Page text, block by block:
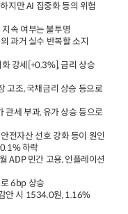
지만 AI 집중화 등의 위험
속 여부는 불투명
과거 실수 반복할 소지
강세[+0.3%], 금리 상승
고조, 국채금리 상승 등으로
세 부과, 유가 상승 등으로
전자산 선호 강화 등이 원인
하락
ADP 민간 고용, 인플레이션
6bp 상승
안 시 1534.0원, 1.16%